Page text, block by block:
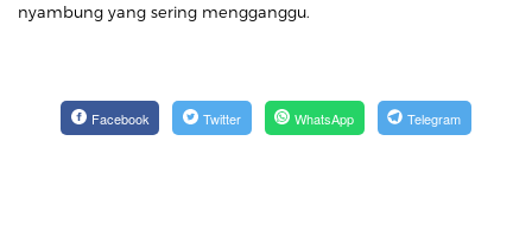
nyambung yang sering mengganggu.
Facebook Twitter WhatsApp Telegram